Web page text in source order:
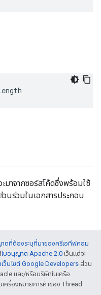
มาจากซอร์สโค้ดซึ่งพร้อมใช้
นร่วมในเอกสารประกอบ
ตที่ต้องระบุที่มาของครีเอทีฟคอม
ใบอนุญาต Apache 2.0 เว้นแต่จะ
เว็บไซต์ Google Developers ส่วน
และ/หรือบริษัทในเครือ
เครื่องหมายการค้าของ Thread